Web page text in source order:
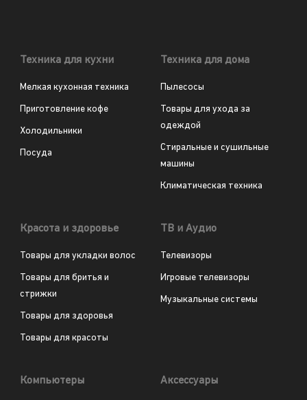
Техника для кухни
Мелкая кухонная техника
Приготовление кофе
Холодильники
Посуда
Техника для дома
Пылесосы
Товары для ухода за
одеждой
Стиральные и сушильные
машины
Климатическая техника
Красота и здоровье
Товары для укладки волос
Товары для бритья и
стрижки
Товары для здоровья
Товары для красоты
ТВ и Аудио
Телевизоры
Игровые телевизоры
Музыкальные системы
Компьютеры Аксессуары